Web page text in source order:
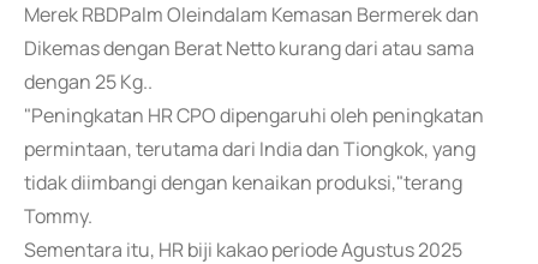
Merek RBDPalm Oleindalam Kemasan Bermerek dan
Dikemas dengan Berat Netto kurang dari atau sama
dengan 25 Kg..
"Peningkatan HR CPO dipengaruhi oleh peningkatan
permintaan, terutama dari India dan Tiongkok, yang
tidak diimbangi dengan kenaikan produksi,"terang
Tommy.
Sementara itu, HR biji kakao periode Agustus 2025